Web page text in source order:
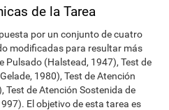
de la Tarea
por un conjunto de cuatro
modificadas para resultar más
Pulsado (Halstead, 1947), Test de
1980), Test de Atención
Test de Atención Sostenida de
El objetivo de esta tarea es